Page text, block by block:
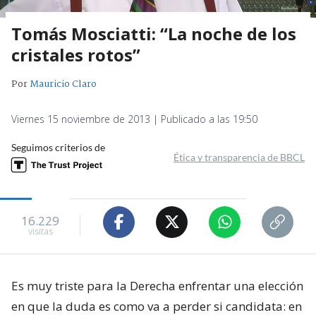
Tomás Mosciatti: “La noche de los
cristales rotos”
PorMauricio Claro
Viernes 15 noviembre de 2013 | Publicado a las 19:50
Seguimos criterios de
Ética y transparencia de BBCL
16.229
visitas
Es muy triste para la Derecha enfrentar una elección
en que la duda es como va a perder si candidata: en